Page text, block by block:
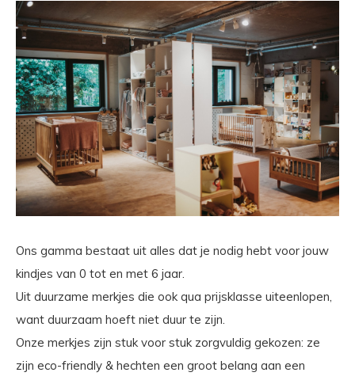
Ons gamma bestaat uit alles dat je nodig hebt voor jouw
kindjes van 0 tot en met 6 jaar.
Uit duurzame merkjes die ook qua prijsklasse uiteenlopen,
want duurzaam hoeft niet duur te zijn.
Onze merkjes zijn stuk voor stuk zorgvuldig gekozen: ze
zijn eco-friendly & hechten een groot belang aan een